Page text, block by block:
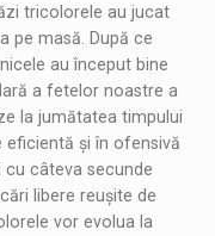
tricolorele au jucat
pe masă. După ce
au început bine
a fetelor noastre a
la jumătatea timpului
eficientă și în ofensivă
cu câteva secunde
libere reușite de
vor evolua la